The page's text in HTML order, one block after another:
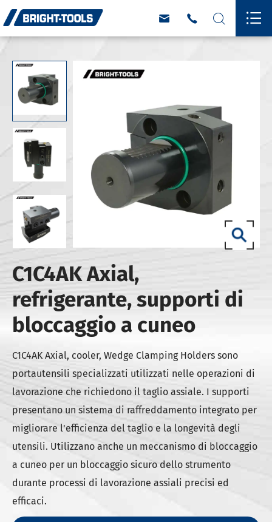
   
C1C4AK Axial,
refrigerante, supporti di
bloccaggio a cuneo
C1C4AK Axial, cooler, Wedge Clamping Holders sono
portautensili specializzati utilizzati nelle operazioni di
lavorazione che richiedono il taglio assiale. I supporti
presentano un sistema di raffreddamento integrato per
migliorare l'efficienza del taglio e la longevità degli
utensili. Utilizzano anche un meccanismo di bloccaggio
a cuneo per un bloccaggio sicuro dello strumento
durante processi di lavorazione assiali precisi ed
efficaci.